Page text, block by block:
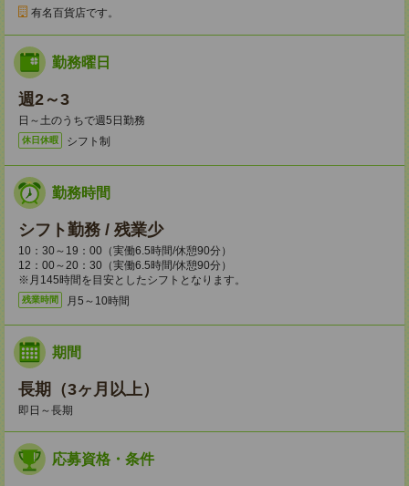
有名百貨店です。
勤務曜日
週2～3
日～土のうちで週5日勤務
休日休暇 シフト制
勤務時間
シフト勤務 / 残業少
10：30～19：00（実働6.5時間/休憩90分）
12：00～20：30（実働6.5時間/休憩90分）
※月145時間を目安としたシフトとなります。
残業時間 月5～10時間
期間
長期（3ヶ月以上）
即日～長期
応募資格・条件